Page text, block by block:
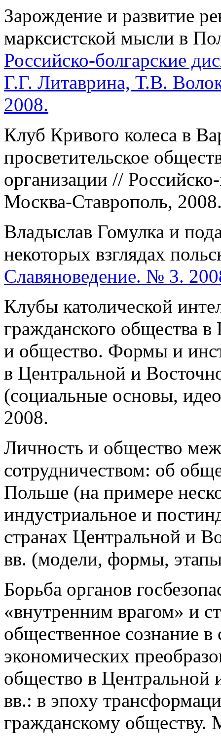
Зарождение и развитие
марксистской мысли в
Российско-болгарские
Г.Г. Литаврина, Т.В.
2008.
Клуб Кривого колеса в
просветительское
организации //
Москва-Ставрополь,
Владыслав Гомулка и
некоторых взглядах
Славяноведение. № 3.
Клубы католической
гражданского общества
и общество. Формы и
в Центральной и
(социальные основы,
2008.
Личность и общество
сотрудничеством: об
Польше (на примере
индустриальное и
странах Центральной и
вв. (модели, формы,
Борьба органов
«внутренним врагом» и
общественное сознание в
экономических
общество в
вв.: в эпоху
гражданскому обществу.